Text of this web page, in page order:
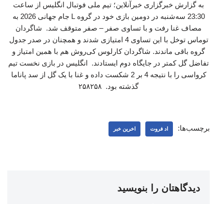
به گزارش خبرگزاری خبرآنلاین؛ تیم ملی فوتبال انگلیس از ساعت
23:30 سه‌شنبه در دومین بازی خود در گروه L جام جهانی 2026 به
مصاف غنا رفت و با تساوی صفر – صفر متوقف شد. شاگردان
توماس توخل با این تساوی 4 امتیازی شدند و همچنان در صدر جدول
گروه باقی ماندند. شاگردان کارلوس کی‌روش هم با همین امتیاز و
تفاضل گل کمتر در جایگاه دوم ایستادند. انگلیس در بازی نخست تیم
کرواسی را با نتیجه 4 بر 2 شکست داده و غنا با یک گل از سد پاناما
گذشته بود. ۲۵۸۲۵۸
برچسب‌ها: اد فروت اخرین خبر
دیدگاهتان را بنویسید